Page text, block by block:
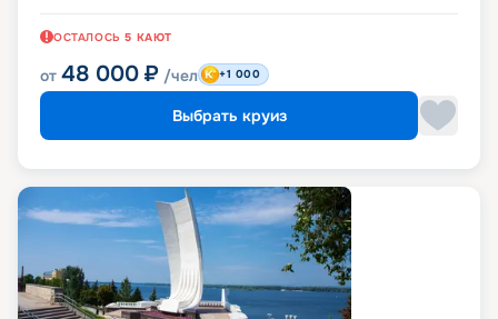
ОСТАЛОСЬ 5 КАЮТ
от 48 000 ₽ /чел +1 000
Выбрать круиз